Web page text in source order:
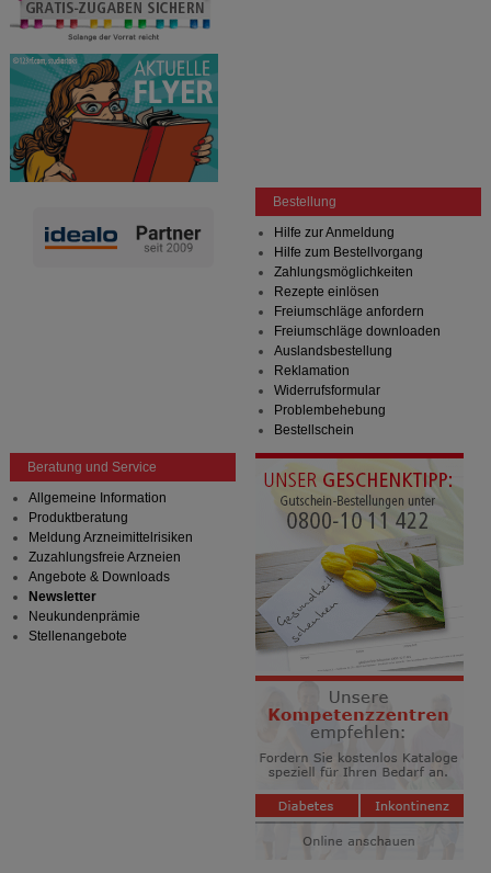
Bestellung
Hilfe zur Anmeldung
Hilfe zum Bestellvorgang
Zahlungsmöglichkeiten
Rezepte einlösen
Freiumschläge anfordern
Freiumschläge downloaden
Auslandsbestellung
Reklamation
Widerrufsformular
Problembehebung
Bestellschein
Beratung und Service
Allgemeine Information
Produktberatung
Meldung Arzneimittelrisiken
Zuzahlungsfreie Arzneien
Angebote & Downloads
Newsletter
Neukundenprämie
Stellenangebote